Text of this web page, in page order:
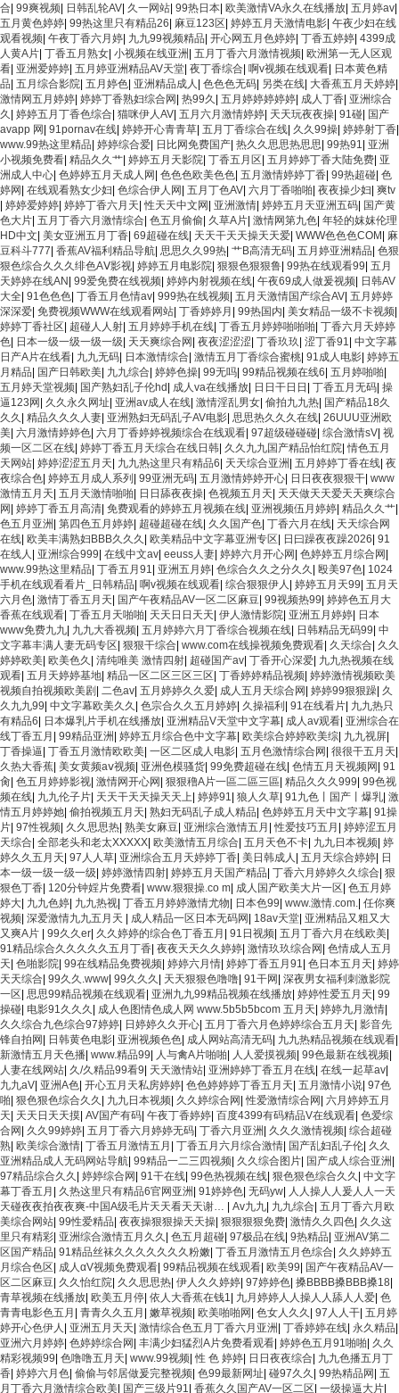
合| 99爽视频| 日韩乱轮AV| 久一网站| 99热日本| 欧美激情VA永久在线播放| 五月婷av|
五月黄色婷婷| 99热这里只有精品26| 麻豆123区| 婷婷五月天激情电影| 午夜少妇在线
观看视频| 午夜丁香六月婷| 九九99视频精品| 开心网五月色婷婷| 丁香五婷婷| 4399成
人黄A片| 丁香五月熟女| 小视频在线亚洲 | 五月丁香六月激情视频| 欧洲第一无人区观
看| 亚洲爱婷婷| 五月婷亚洲精品AV天堂| 夜丁香综合| 啊v视频在线观看| 日本黄色精
品| 五月综合影院| 五月婷色| 亚洲精品成人 | 色色色无码| 另类在线| 大香蕉五月天婷婷|
激情网五月婷婷| 婷婷丁香熟妇综合网| 热99久 | 五月婷婷婷婷婷| 成人丁香| 亚洲综合
久 | 婷婷五月丁香色综合| 猫咪伊人AV| 五月六月激情婷婷| 天天玩夜夜操| 91碰| 国产
avapp 网| 91pornav在线| 婷婷开心青青草| 五月丁香综合在线| 久久99操| 婷婷射丁香|
www.99热这里精品| 婷婷综合爱| 日比网免费国产| 热久久思思热思思| 99热91 | 亚洲
小视频免费看| 精品久久艹| 婷婷五月天影院| 丁香五月区| 五月婷婷丁香大陆免费| 亚
洲成人中心| 色婷婷五月天成人网| 色色色欧美色色| 五月激情婷婷丁香| 99热超碰| 色
婷网| 在线观看熟女少妇| 色综合伊人网| 五月丁色AV| 六月丁香啪啪| 夜夜操少妇| 爽tv
| 婷婷爱婷婷| 婷婷丁香六月天|性天天中文网| 亚洲激情| 婷婷五月天亚洲五码| 国产黄
色大片| 五月丁香六月激情综合| 色五月偷偷| 久草A片| 激情网第九色| 年轻的妺妺伦理
HD中文| 美女亚洲五月丁香| 69超碰在线| 天天干天天操天天爱| WWW色色色COM| 麻
豆科斗777| 香蕉AV福利精品导航| 思思久久99热| 艹B高清无码| 五月婷亚洲精品| 色狠
狠色综合久久久绯色AⅤ影视| 婷婷五月电影院| 狠狠色狠狠鲁| 99热在线观看99| 五月
天婷婷在线AN| 99爱免费在线视频| 婷婷内射视频在线| 午夜69成人做爰视频| 日韩AV
大全| 91色色色| 丁香五月色情av| 999热在线视频| 五月天激情国产综合AV| 五月婷婷
深深爱| 免费视频WWW在线观看网站| 丁香婷婷月 | 99热国内| 美女精品一级不卡视频|
婷婷丁香社区| 超碰人人射| 五月婷婷手机在线| 丁香五月婷婷啪啪啪| 丁香六月天婷婷
色| 日本一级一级一级一级| 天天爽综合网| 夜夜涩涩涩| 丁香玖玖 | 涩丁香91 | 中文字幕
日产A片在线看| 九九无码| 日本激情综合| 激情五月丁香综合蜜桃| 91成人电影| 婷婷五
月精品| 国产日韩欧美| 九九综合| 婷婷色操| 99无吗| 99精品视频在线6| 五月婷啪啪|
五月婷天堂视频| 国产熟妇乱子伦hd| 成人va在线播放| 日日干日日 | 丁香五月无码| 操
逼123网| 久久永久网址| 亚洲av成人在线| 激情淫乱男女| 偷拍九九热| 国产精品18久
久久 | 精品久久久人妻| 亚洲熟妇无码乱子AV电影| 思思热久久久在线| 26UUU亚洲欧
美| 六月激情婷婷色| 六月丁香婷婷视频综合在线观看| 97超级碰碰碰| 综合激情sV| 视
频一区二区在线| 婷婷丁香五月天综合在线日韩| 久久九九国产精品怡红院|情色五月
天网站| 婷婷涩涩五月天| 九九热这里只有精品6| 天天综合亚洲 | 五月婷婷丁香在线| 夜
夜综合色| 婷婷五月成人系列| 99亚洲无码| 五月激情婷婷开心| 日日夜夜狠狠干| www
激情五月天| 五月天激情啪啪| 日日舔夜夜操| 色视频五月天| 天天做天天爱天天爽综合
网| 婷婷丁香五月高清| 免费观看的婷婷五月视频在线| 亚洲视频伍月婷婷| 精品久久艹|
色五月亚洲 | 第四色五月婷婷| 超碰超碰在线| 久久国产色| 丁香六月在线| 天天综合网
在线| 欧美丰满熟妇BBB久久久 | 欧美精品中文字幕亚洲专区| 日曰躁夜夜躁2026| 91
在线人 | 亚洲综合999| 在线中文av| eeuss人妻| 婷婷六月开心网| 色婷婷五月综合网|
www.99热这里精品| 丁香五月91 | 亚洲五月婷| 色综合久久之分久久 | 殴美97色| 1024
手机在线观看看片_日韩精品| 啊v视频在线观看| 综合狠狠伊人 | 婷婷五月天99| 五月天
六月色| 激情丁香五月天| 国产午夜精品AV一区二区麻豆| 99视频热99| 婷婷色五月大
香蕉在线观看| 丁香五月天啪啪| 天天日日天天| 伊人激情影院| 亚洲五月婷婷| 日本
www免费九九| 九九大香视频| 五月婷婷六月丁香综合视频在线| 日韩精品无码99| 中
文字幕丰满人妻无码专区| 狠狠干综合| www.com在线操视频免费观看| 久天综合| 久久
婷婷欧美| 欧美色久 | 清纯唯美 激情四射| 超碰国产av| 丁香开心深爱| 九九热视频在线
观看| 五月天婷婷基地| 精品一区二区三区三区| 丁香婷婷精品视频| 婷婷激情视频欧美
视频自拍视频欧美剧| 二色av| 五月婷婷久久爱| 成人五月天综合网| 婷婷99狠狠躁| 久
久九九99| 中文字幕欧美久久 | 色宗合久久五月婷婷| 久操福利| 91在线看片| 九九热只
有精品6| 日本爆乳片手机在线播放| 亚洲精品V天堂中文字幕| 成人av观看| 亚洲综合在
线丁香五月 | 99精品亚洲 | 婷婷五月综合色中文字幕| 欧美综合婷婷欧美综| 九九视屏|
丁香操逼| 丁香五月激情欧欧美| 一区二区成人电影| 五月色激情综合网| 很很干五月天|
久热大香蕉| 美女黄频aⅴ视频| 亚洲色模骚货| 99免费超碰在线| 色情五月天视频网| 91
肏| 色五月婷婷影视| 激情网开心网| 狠狠穞A片一區二區三區| 精品久久久999| 99色视
频在线| 九九伦子片| 天天干天天操天天上| 婷婷91 | 狼人久草| 91九色丨国产丨爆乳| 激
情五月婷婷她| 偷拍视频五月天| 熟妇无码乱子成人精品| 色婷婷五月天中文字幕| 91操
片| 97性视频| 久久思思热| 熟美女麻豆| 亚洲综合激情五月 |性爱技巧五月 | 婷婷涩五月
天综合| 全部老头和老太XXXXX| 欧美激情五月综合| 五月天色不卡| 九九日本视频| 婷
婷久久五月天| 97人人草| 亚洲综合五月天婷婷丁香| 美日韩成人 | 五月天综合婷婷| 日
本一级一级一级一级| 婷婷激情四射| 婷婷五月天国产精品| 丁香六月婷婷久久综合| 狠
狠色丁香| 120分钟婬片免费看| www.狠狠操.co m| 成人国产欧美大片一区| 色五月婷
婷大| 九九色婷| 九九热视| 丁香五月婷婷激情尤物| 日本色99| www.激情.com. | 任你爽
视频| 深爱激情九九五月天 | 成人精品一区日本无码网| 18av天堂| 亚洲精品又粗又大
又爽A片 | 99久久er| 久久婷婷的综合色丁香五月 | 91日视频| 五月丁香六月在线欧美|
91精品综合久久久久久五月丁香| 夜夜天天久久婷婷| 激情玖玖综合网| 色情成人五月
天| 色啪影院| 99在线精品免费视频| 婷婷六月情| 婷婷丁香五月91 | 色日本五月天| 婷婷
天天综合| 99久久.www| 99久久久 | 天天狠狠色噜噜| 91干网| 深夜男女福利刺激影院
一区| 思思99精品视频在线观看| 亚洲九九99精品视频在线播放| 婷婷性爱五月天| 99
操碰| 电影91久久久 | 成人色图情色成人网 www.5b5b5bcom 五月天| 婷婷九月激情|
久久综合九色综合97婷婷| 日婷婷久久开心| 五月丁香六月色婷婷综合五月天| 影音先
锋自拍网| 日韩黄色电影| 亚洲视频色色| 成人网站高清无码| 九九热精品视频在线观看|
新激情五月天色播| www.精品99| 人与禽A片啪啪| 人人爱摸视频| 99色最新在线视频|
人妻在线网站| 久/久精品99看9| 天天激情站| 亚洲婷婷丁香五月在线| 在线一起草av|
九九aV| 亚洲A色| 开心五月天私房婷婷| 色色婷婷婷丁香五月天| 五月激情小说| 97色
啪| 狠色狠色综合久久 | 九九日本视频| 久久婷综合网|性爱激情综合网| 六月婷婷五月
天| 天天日天天摸| AV国产有码| 午夜丁香婷婷| 百度4399有码精品V在线观看| 色爱综
合网| 久久99婷婷| 五月丁香六月婷婷无码| 丁香六月亚洲 | 久久久激情视频| 综合超碰
熟| 欧美综合激情| 丁香五月激情五月 | 丁香五月六月综合激情| 国产乱妇乱子伦| 久久
亚洲精品成人无码网站导航| 99精品一二三四视频| 久久综合图片| 国产成人综合亚洲 |
97精品综合久久 | 婷婷综合网| 91干在线| 99色热视频在线| 狠色狠色综合久久 | 中文字
幕丁香五月 | 久热这里只有精品6官网亚洲 | 91婷婷色| 无码yw| 人人操人人爰人人一天
天碰夜夜拍夜夜爽-中国A级毛片天天看天天谢… | Av九九| 九九综合| 五月丁香六月欧
美综合网站| 99性爱精品| 夜夜操狠狠操天天操| 狠狠狠狠免费| 激情久久四色| 久久这
里只有精彩| 亚洲综合激情五月久久 | 色五月超碰| 97极品在线| 9热精品| 亚洲AV第二
区国产精品| 91精品丝袜久久久久久久久粉嫩| 丁香五月激情五月色综合| 久久婷婷五
月综合色区| 成人αV视频免费观看| 99精品视频在线观看| 欧美99| 国产午夜精品AV一
区二区麻豆| 久久怡红院| 久久思思热| 伊人久久婷婷| 97婷婷色| 搡BBBB搡BBB搡18|
青草视频在线播放| 欧美五月停| 依人大香蕉在钱1 | 九月婷婷人人操人人舔人人爱| 色
青青电影色五月 | 青青久久五月 | 嫩草视频| 欧美啪啪网| 色女人久久 | 97人人干| 五月婷
婷开心色伊人 | 亚洲五月天天| 激情综合色五月丁香六月亚洲 | 丁香婷婷在线| 永久精品|
亚洲六月婷婷| 色婷婷综合网| 丰满少妇猛烈A片免费看观看| 婷婷色五月91啪啪| 久久
精彩视频99| 色噜噜五月天| www.99视频|性 色 婷婷| 日日夜夜综合| 九九色播五月丁
香| 婷婷六月色| 偷偷与邻居做爰完整视频| 色99最新网址| 碰97久久 | 99热精品网| 五
月丁香六月激情综合欧美| 国产三级片91 | 香蕉久久国产AV一区二区| 一级操逼大片|